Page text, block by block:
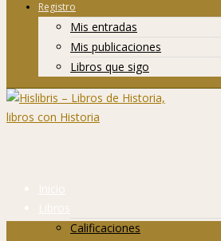
Registro
Mis entradas
Mis publicaciones
Libros que sigo
Inicio
Libros
Calificaciones